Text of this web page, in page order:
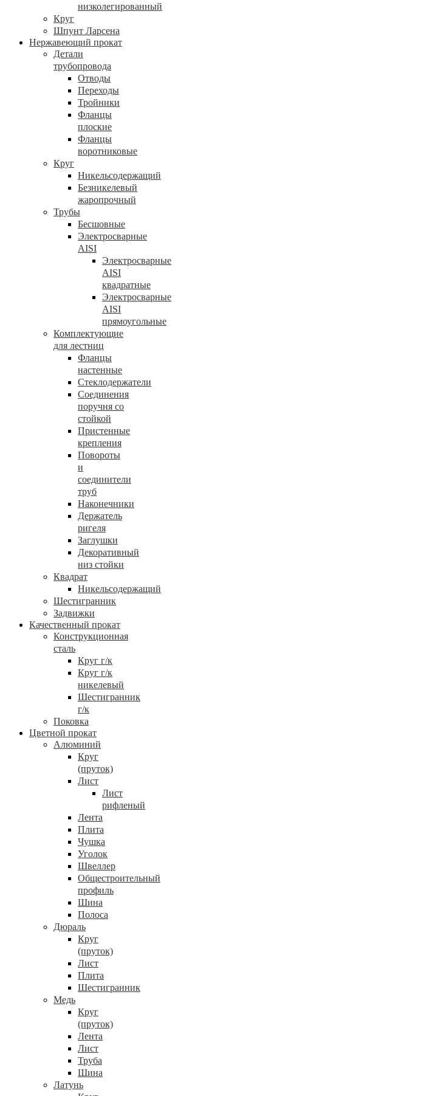
низколегированный
Круг
Шпунт Ларсена
Нержавеющий прокат
Детали
трубопровода
Отводы
Переходы
Тройники
Фланцы
плоские
Фланцы
воротниковые
Круг
Никельсодержащий
Безникелевый
жаропрочный
Трубы
Бесшовные
Электросварные
AISI
Электросварные
AISI
квадратные
Электросварные
AISI
прямоугольные
Комплектующие
для лестниц
Фланцы
настенные
Стеклодержатели
Соединения
поручня со
стойкой
Пристенные
крепления
Повороты
и
соединители
труб
Наконечники
Держатель
ригеля
Заглушки
Декоративный
низ стойки
Квадрат
Никельсодержащий
Шестигранник
Задвижки
Качественный прокат
Конструкционная
сталь
Круг г/к
Круг г/к
никелевый
Шестигранник
г/к
Поковка
Цветной прокат
Алюминий
Круг
(пруток)
Лист
Лист
рифленый
Лента
Плита
Чушка
Уголок
Швеллер
Общестроительный
профиль
Шина
Полоса
Дюраль
Круг
(пруток)
Лист
Плита
Шестигранник
Медь
Круг
(пруток)
Лента
Лист
Труба
Шина
Латунь